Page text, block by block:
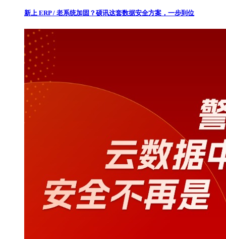
新上 ERP / 老系统加固？硕讯这套数据安全方案，一步到位